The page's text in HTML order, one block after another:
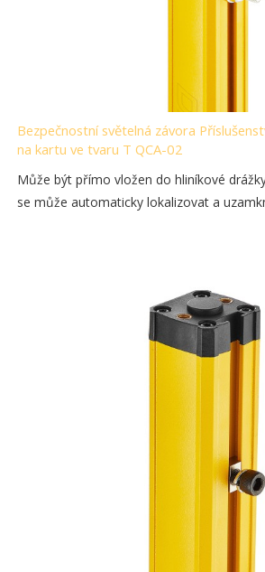
Bezpečnostní světelná závora
na kartu ve tvaru T QCA-02
Může být přímo vložen do hliníkové
se může automaticky lokalizovat a